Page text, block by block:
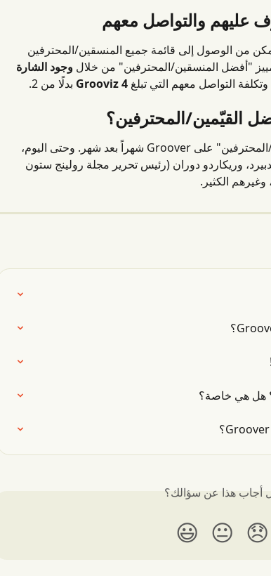
عليهم والتواصل معهم
من الوصول إلى قائمة جميع المنسقين/المحترفين
وجود الشارة
وتكلفة التواصل معهم التي تبلغ 4 Grooviz بدلًا من 2.
القيّمين/المحترفين؟
تتطور قائمة "أفضل منسقي الموسيقى/المحترفين" على Groover شهراً بعد شهر. وحتى اليوم،
وريكاردو دوران (رئيس تحرير مجلة رولينج ستون
وغيرهم الكثير.
أجاب هذا عن سؤالك؟
😞
😐
😃